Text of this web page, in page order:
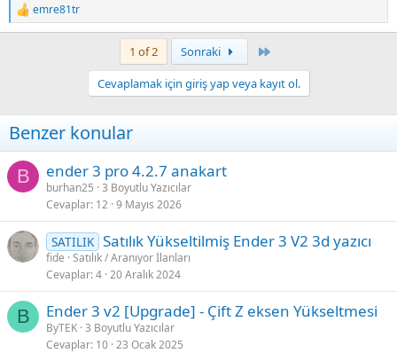
R
e
n
s
:
emre81tr
1 of 2 Sonraki
Cevaplamak için giriş yap veya kayıt ol.
Benzer konular
B ender 3 pro 4.2.7 anakart
burhan25 3 Boyutlu Yazıcılar
Cevaplar 12 9 Mayıs 2026
SATILIK Satılık Yükseltilmiş Ender 3 V2 3d yazıcı
fide Satılık / Aranıyor İlanları
Cevaplar 4 20 Aralık 2024
B Ender 3 v2 [Upgrade] - Çift Z eksen Yükseltmesi
ByTEK 3 Boyutlu Yazıcılar
Cevaplar 10 23 Ocak 2025